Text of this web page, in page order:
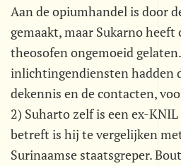
Aan de opiumhandel is door
gemaakt, maar Sukarno
theosofen ongemoeid
inlichtingendiensten hadden
dekennis en de contacten,
2) Suharto zelf is een ex-
betreft is hij te vergelijken
Surinaamse staatsgreper.